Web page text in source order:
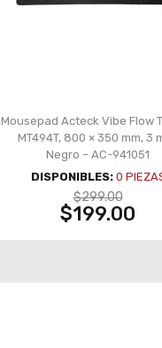
Mousepad Acteck Vibe Flow
MT494T, 800 × 350 mm, 3
Negro – AC-941051
DISPONIBLES: 0
$299.00
$199.00